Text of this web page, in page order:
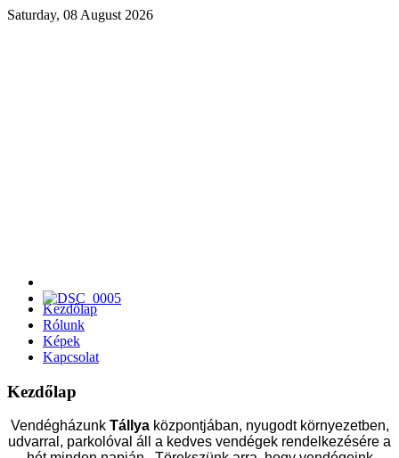
Saturday, 08 August 2026
Kezdőlap
Rólunk
Képek
Kapcsolat
Kezdőlap
Vendégházunk Tállyaközpontjában, nyugodt környezetben,
udvarral, parkolóval áll a kedves vendégek rendelkezésére a